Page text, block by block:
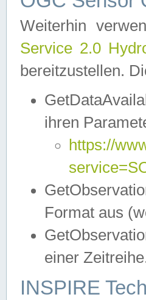
Weiterhin
Service 2.0
bereitzustellen.
ihren
https://
Format aus
einer
INSPIRE